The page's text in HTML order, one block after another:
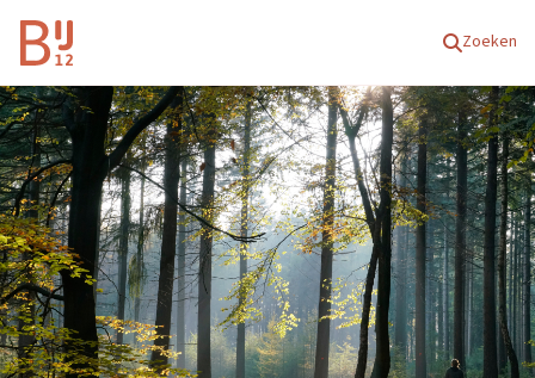
Homepagina Zoeken